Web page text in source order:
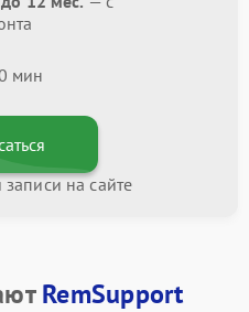
мин
на сайте
RemSupport